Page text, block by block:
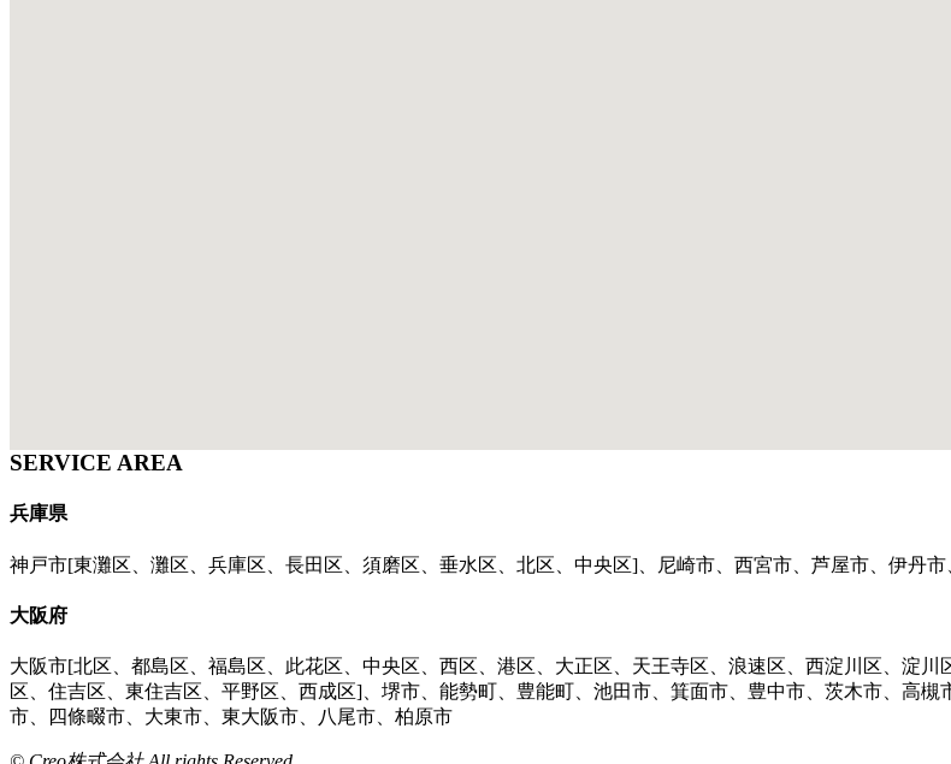
SERVICE AREA
兵庫県
神戸市[東灘区、灘区、兵庫区、長田区、須磨区、垂水区、北区、中央区]、尼崎市、西宮市、芦屋市、伊丹
大阪府
大阪市[北区、都島区、福島区、此花区、中央区、西区、港区、大正区、天王寺区、浪速区、西淀川区、淀
区、住吉区、東住吉区、平野区、西成区]、堺市、能勢町、豊能町、池田市、箕面市、豊中市、茨木市、高
市、四條畷市、大東市、東大阪市、八尾市、柏原市